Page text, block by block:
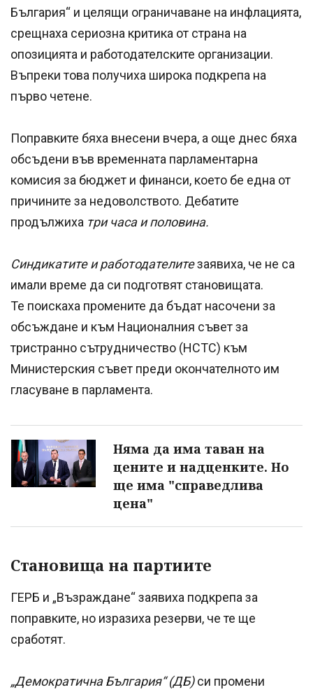
България“ и целящи ограничаване на инфлацията,
срещнаха сериозна критика от страна на
опозицията и работодателските организации.
Въпреки това получиха широка подкрепа на
първо четене.
Поправките бяха внесени вчера, а още днес бяха
обсъдени във временната парламентарна
комисия за бюджет и финанси, което бе една от
причините за недоволството. Дебатите
продължиха три часа и половина.
Синдикатите и работодателитезаявиха, че не са
имали време да си подготвят становищата.
Те поискаха промените да бъдат насочени за
обсъждане и към Националния съвет за
тристранно сътрудничество (НСТС) към
Министерския съвет преди окончателното им
гласуване в парламента.
Няма да има таван на
цените и надценките. Но
ще има "справедлива
цена"
Становища на партиите
ГЕРБ и „Възраждане“ заявиха подкрепа за
поправките, но изразиха резерви, че те ще
сработят.
„Демократична България“ (ДБ)си промени